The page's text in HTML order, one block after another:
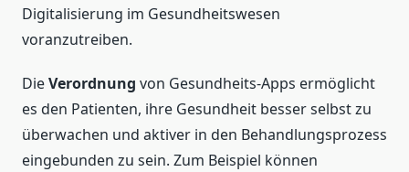
Digitalisierung im Gesundheitswesen
voranzutreiben.
DieVerordnung von Gesundheits-Apps ermöglicht
es den Patienten, ihre Gesundheit besser selbst zu
überwachen und aktiver in den Behandlungsprozess
eingebunden zu sein. Zum Beispiel können